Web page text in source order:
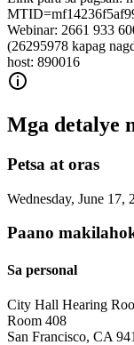
Webinar: 2661 933
(26295978 kapag
host: 890016
Mga detalye
Petsa at oras
Wednesday, June 17,
Paano
Sa personal
City Hall Hearing
Room 408
San Francisco, CA